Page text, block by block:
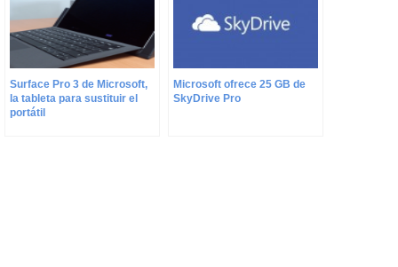
Surface Pro 3 de Microsoft,
la tableta para sustituir el
portátil
Microsoft ofrece 25 GB de
SkyDrive Pro